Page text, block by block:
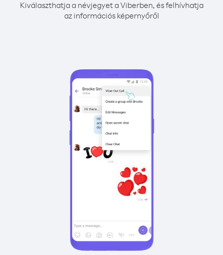
Kiválaszthatja a névjegyet a Viberben, és felhívhatja
az információs képernyőről